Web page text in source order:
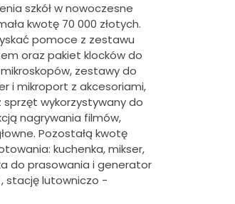
szkół w nowoczesne
kwotę 70 000 złotych.
pomoce z zestawu
oraz pakiet klocków do
zestawy do
i mikroport z akcesoriami,
wykorzystywany do
nagrywania filmów,
Pozostałą kwotę
kuchenka, mikser,
do prasowania i generator
stację lutowniczo -